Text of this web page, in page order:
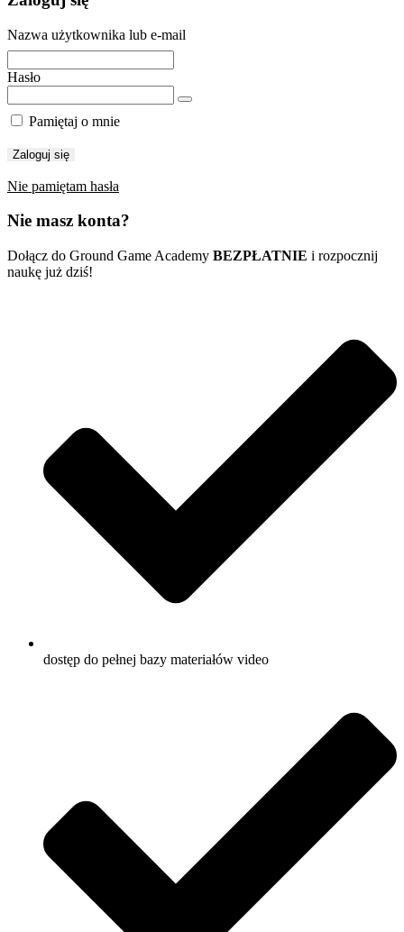
Nazwa użytkownika lub e-mail
Hasło
Pamiętaj o mnie
Nie pamiętam hasła
Nie masz konta?
Dołącz do Ground Game Academy BEZPŁATNIE i rozpocznij
naukę już dziś!
dostęp do pełnej bazy materiałów video